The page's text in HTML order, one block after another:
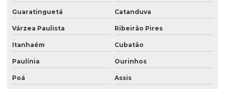
Facility comercial
Facility empresa de limpeza
Facility empresa terceirizada
Facility limpeza e conservação
Facility services limpeza
Guaratinguetá Catanduva
Várzea Paulista Ribeirão Pires
Itanhaém Cubatão
Paulínia Ourinhos
Poá Assis